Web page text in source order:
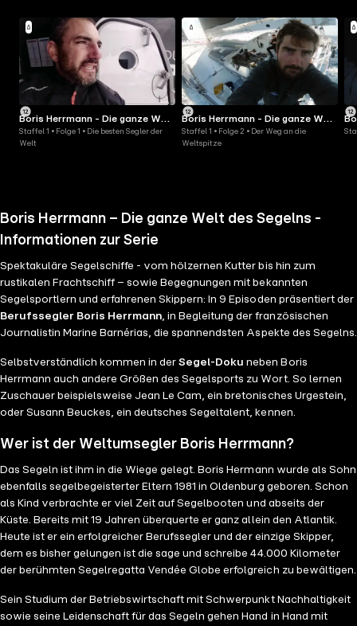
Boris Herrmann - Die ganze Welt
des Segelns
Staffel 1 • Folge 1 • Die besten Segler der
Welt
Boris Herrmann - Die ganze Welt
des Segelns
Staffel 1 • Folge 2 • Der Weg an die
Weltspitze
Boris Herrmann – Die ganze Welt des Segelns -
Informationen zur Serie
Spektakuläre Segelschiffe - vom hölzernen Kutter bis hin zum
rustikalen Frachtschiff – sowie Begegnungen mit bekannten
Segelsportlern und erfahrenen Skippern: In 9 Episoden präsentiert der
Berufssegler Boris Herrmann, in Begleitung der französischen
Journalistin Marine Barnérias, die spannendsten Aspekte des Segelns.
Selbstverständlich kommen in derSegel-Doku neben Boris
Herrmann auch andere Größen des Segelsports zu Wort. So lernen
Zuschauer beispielsweise Jean Le Cam, ein bretonisches Urgestein,
oder Susann Beuckes, ein deutsches Segeltalent, kennen.
Wer ist der Weltumsegler Boris Herrmann?
Das Segeln ist ihm in die Wiege gelegt. Boris Hermann wurde als Sohn
ebenfalls segelbegeisterter Eltern 1981 in Oldenburg geboren. Schon
als Kind verbrachte er viel Zeit auf Segelbooten und abseits der
Küste. Bereits mit 19 Jahren überquerte er ganz allein den Atlantik.
Heute ist er ein erfolgreicher Berufssegler und der einzige Skipper,
dem es bisher gelungen ist die sage und schreibe 44.000 Kilometer
der berühmten Segelregatta Vendée Globe erfolgreich zu bewältigen.
Sein Studium der Betriebswirtschaft mit Schwerpunkt Nachhaltigkeit
sowie seine Leidenschaft für das Segeln gehen Hand in Hand mit